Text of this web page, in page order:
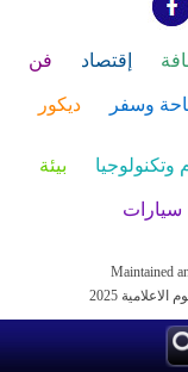
إقتصاد فن
وسفر ديكور
وتكنولوجيا بيئة
سيارات
Maintained